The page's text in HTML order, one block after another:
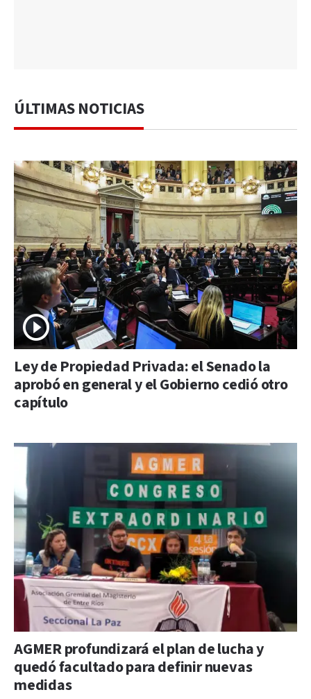
ÚLTIMAS NOTICIAS
Ley de Propiedad Privada: el Senado la
aprobó en general y el Gobierno cedió otro
capítulo
AGMER profundizará el plan de lucha y
quedó facultado para definir nuevas
medidas